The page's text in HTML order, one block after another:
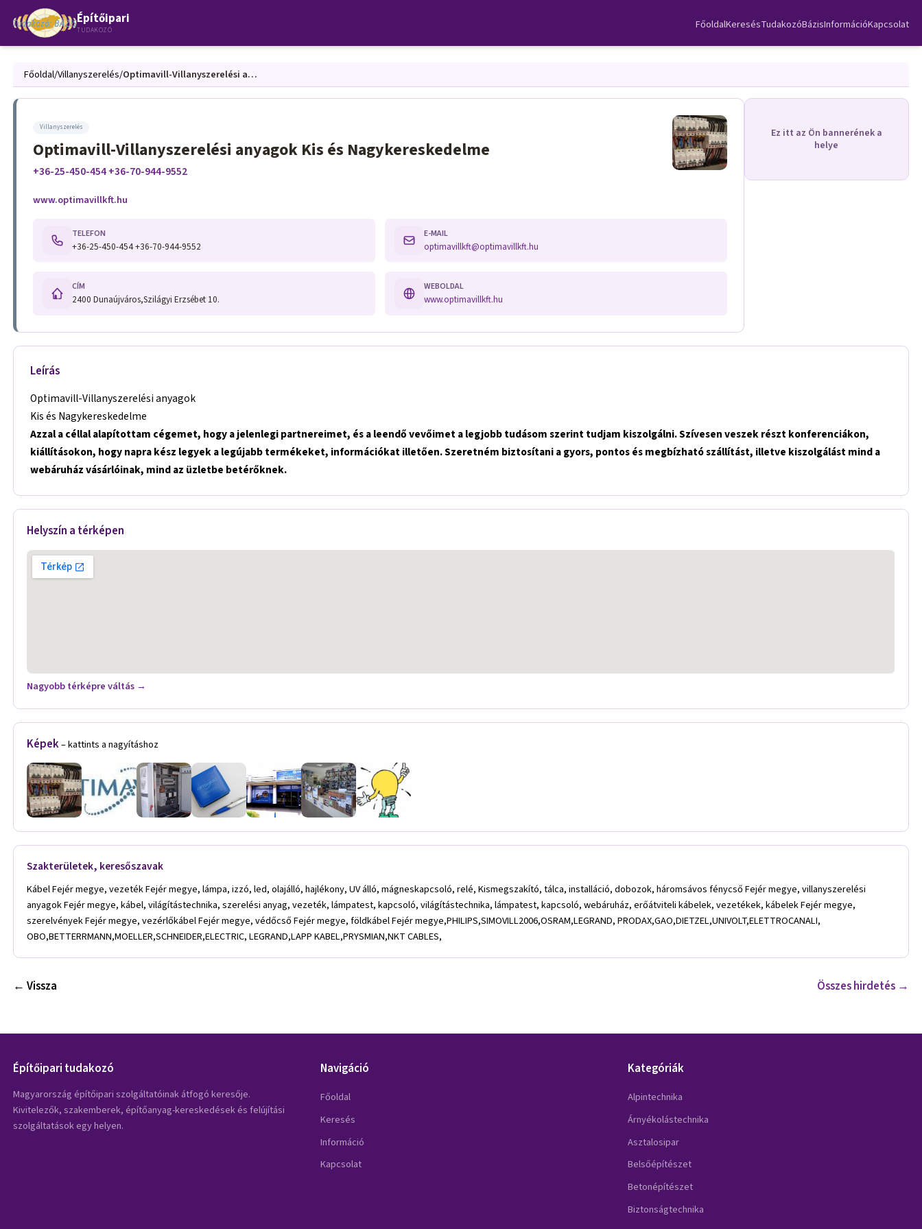
Építőipari
TUDAKOZÓ FőoldalKeresésTudakozóBázisInformációKapcsolat
Főoldal/Villanyszerelés/ Optimavill-Villanyszerelési anyagok Kis és Nagykereskedelme
Villanyszerelés
Optimavill-Villanyszerelési anyagok Kis és Nagykereskedelme
+36-25-450-454 +36-70-944-9552
www.optimavillkft.hu
TELEFON
+36-25-450-454 +36-70-944-9552
E-MAIL
optimavillkft@optimavillkft.hu
CÍM
2400 Dunaújváros,Szilágyi Erzsébet 10.
WEBOLDAL
www.optimavillkft.hu
Ez itt az Ön bannerének a
helye
Leírás
Optimavill-Villanyszerelési anyagok
Kis és Nagykereskedelme
Azzal a céllal alapítottam cégemet, hogy a jelenlegi partnereimet, és a leendő vevőimet a legjobb tudásom szerint tudjam kiszolgálni. Szívesen veszek részt konferenciákon,
kiállításokon, hogy napra kész legyek a legújabb termékeket, információkat illetően. Szeretném biztosítani a gyors, pontos és megbízható szállítást, illetve kiszolgálást mind a
webáruház vásárlóinak, mind az üzletbe betérőknek.
Helyszín a térképen
Nagyobb térképre váltás →
Képek– kattints a nagyításhoz
Szakterületek, keresőszavak
Kábel Fejér megye, vezeték Fejér megye, lámpa, izzó, led, olajálló, hajlékony, UV álló, mágneskapcsoló, relé, Kismegszakító, tálca, installáció, dobozok, háromsávos fénycső Fejér megye, villanyszerelési
anyagok Fejér megye, kábel, világítástechnika, szerelési anyag, vezeték, lámpatest, kapcsoló, világítástechnika, lámpatest, kapcsoló, webáruház, erőátviteli kábelek, vezetékek, kábelek Fejér megye,
szerelvények Fejér megye, vezérlőkábel Fejér megye, védőcső Fejér megye, földkábel Fejér megye,PHILIPS,SIMOVILL2006,OSRAM,LEGRAND, PRODAX,GAO,DIETZEL,UNIVOLT,ELETTROCANALI,
OBO,BETTERRMANN,MOELLER,SCHNEIDER,ELECTRIC, LEGRAND,LAPP KABEL,PRYSMIAN,NKT CABLES,
← Vissza Összes hirdetés →
Építőipari tudakozó
Magyarország építőipari szolgáltatóinak átfogó keresője.
Kivitelezők, szakemberek, építőanyag-kereskedések és felújítási
szolgáltatások egy helyen.
Navigáció
Főoldal
Keresés
Információ
Kapcsolat
Kategóriák
Alpintechnika
Árnyékolástechnika
Asztalosipar
Belsőépítészet
Betonépítészet
Biztonságtechnika